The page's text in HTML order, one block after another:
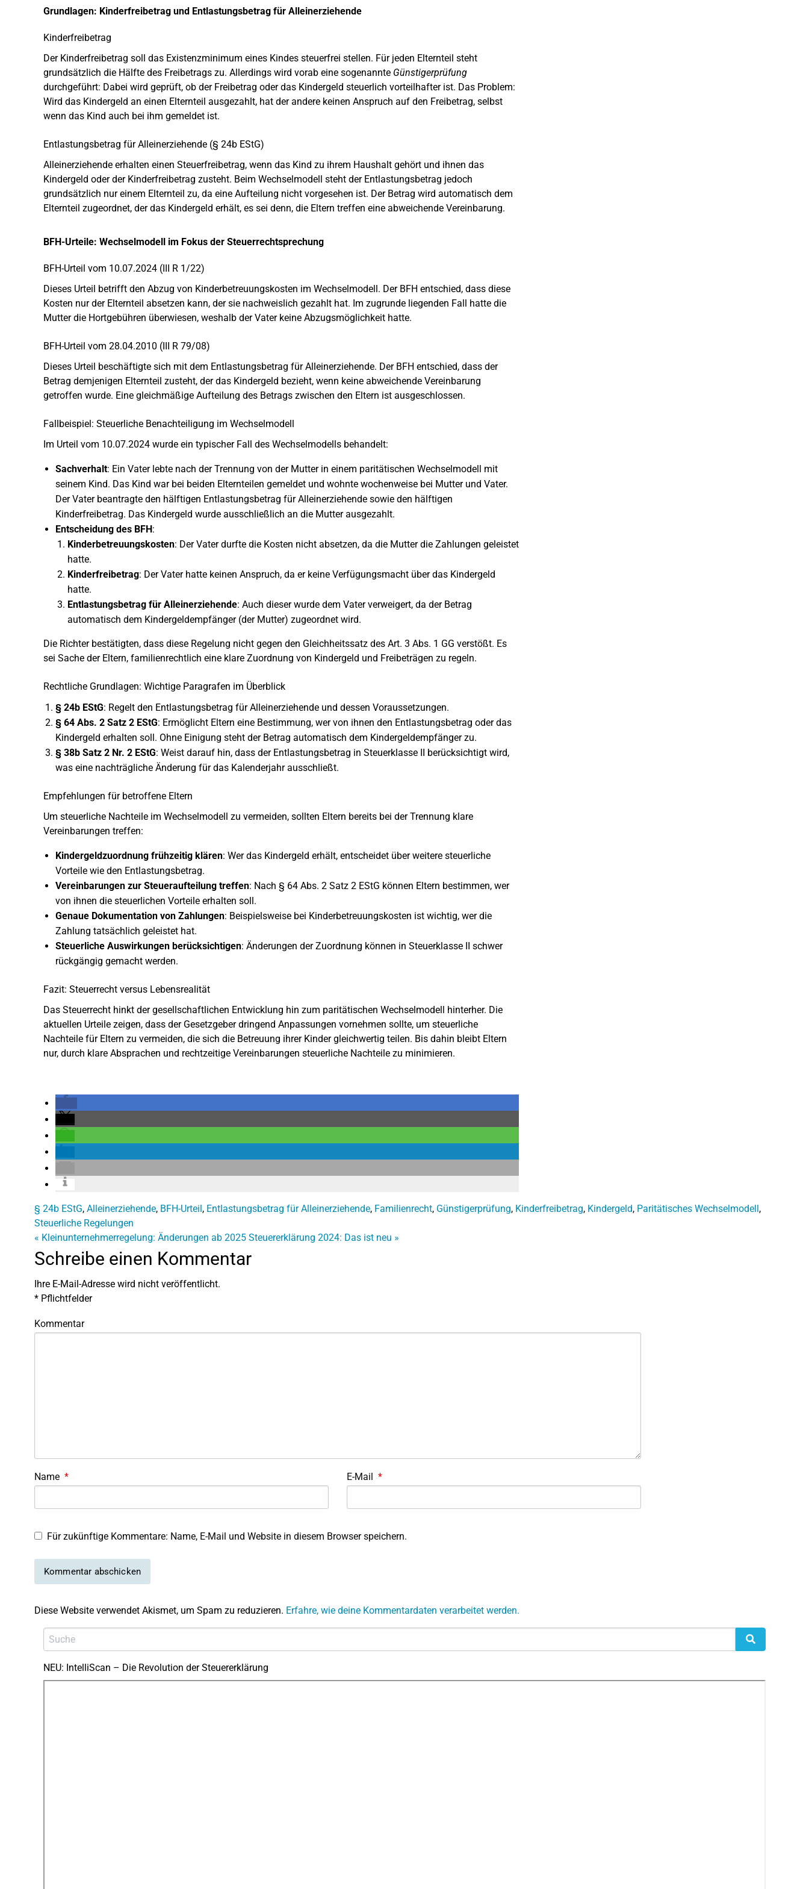
Grundlagen: Kinderfreibetrag und Entlastungsbetrag für Alleinerziehende
Kinderfreibetrag
Der Kinderfreibetrag soll das Existenzminimum eines Kindes steuerfrei stellen. Für jeden Elternteil steht
grundsätzlich die Hälfte des Freibetrags zu. Allerdings wird vorab eine sogenannte Günstigerprüfung
durchgeführt: Dabei wird geprüft, ob der Freibetrag oder das Kindergeld steuerlich vorteilhafter ist. Das Problem:
Wird das Kindergeld an einen Elternteil ausgezahlt, hat der andere keinen Anspruch auf den Freibetrag, selbst
wenn das Kind auch bei ihm gemeldet ist.
Entlastungsbetrag für Alleinerziehende (§ 24b EStG)
Alleinerziehende erhalten einen Steuerfreibetrag, wenn das Kind zu ihrem Haushalt gehört und ihnen das
Kindergeld oder der Kinderfreibetrag zusteht. Beim Wechselmodell steht der Entlastungsbetrag jedoch
grundsätzlich nur einem Elternteil zu, da eine Aufteilung nicht vorgesehen ist. Der Betrag wird automatisch dem
Elternteil zugeordnet, der das Kindergeld erhält, es sei denn, die Eltern treffen eine abweichende Vereinbarung.
BFH-Urteile: Wechselmodell im Fokus der Steuerrechtsprechung
BFH-Urteil vom 10.07.2024 (III R 1/22)
Dieses Urteil betrifft den Abzug von Kinderbetreuungskosten im Wechselmodell. Der BFH entschied, dass diese
Kosten nur der Elternteil absetzen kann, der sie nachweislich gezahlt hat. Im zugrunde liegenden Fall hatte die
Mutter die Hortgebühren überwiesen, weshalb der Vater keine Abzugsmöglichkeit hatte.
BFH-Urteil vom 28.04.2010 (III R 79/08)
Dieses Urteil beschäftigte sich mit dem Entlastungsbetrag für Alleinerziehende. Der BFH entschied, dass der
Betrag demjenigen Elternteil zusteht, der das Kindergeld bezieht, wenn keine abweichende Vereinbarung
getroffen wurde. Eine gleichmäßige Aufteilung des Betrags zwischen den Eltern ist ausgeschlossen.
Fallbeispiel: Steuerliche Benachteiligung im Wechselmodell
Im Urteil vom 10.07.2024 wurde ein typischer Fall des Wechselmodells behandelt:
Sachverhalt: Ein Vater lebte nach der Trennung von der Mutter in einem paritätischen Wechselmodell mit
seinem Kind. Das Kind war bei beiden Elternteilen gemeldet und wohnte wochenweise bei Mutter und Vater.
Der Vater beantragte den hälftigen Entlastungsbetrag für Alleinerziehende sowie den hälftigen
Kinderfreibetrag. Das Kindergeld wurde ausschließlich an die Mutter ausgezahlt.
Entscheidung des BFH:
Kinderbetreuungskosten: Der Vater durfte die Kosten nicht absetzen, da die Mutter die Zahlungen geleistet
hatte.
Kinderfreibetrag: Der Vater hatte keinen Anspruch, da er keine Verfügungsmacht über das Kindergeld
hatte.
Entlastungsbetrag für Alleinerziehende: Auch dieser wurde dem Vater verweigert, da der Betrag
automatisch dem Kindergeldempfänger (der Mutter) zugeordnet wird.
Die Richter bestätigten, dass diese Regelung nicht gegen den Gleichheitssatz des Art. 3 Abs. 1 GG verstößt. Es
sei Sache der Eltern, familienrechtlich eine klare Zuordnung von Kindergeld und Freibeträgen zu regeln.
Rechtliche Grundlagen: Wichtige Paragrafen im Überblick
§ 24b EStG: Regelt den Entlastungsbetrag für Alleinerziehende und dessen Voraussetzungen.
§ 64 Abs. 2 Satz 2 EStG: Ermöglicht Eltern eine Bestimmung, wer von ihnen den Entlastungsbetrag oder das
Kindergeld erhalten soll. Ohne Einigung steht der Betrag automatisch dem Kindergeldempfänger zu.
§ 38b Satz 2 Nr. 2 EStG: Weist darauf hin, dass der Entlastungsbetrag in Steuerklasse II berücksichtigt wird,
was eine nachträgliche Änderung für das Kalenderjahr ausschließt.
Empfehlungen für betroffene Eltern
Um steuerliche Nachteile im Wechselmodell zu vermeiden, sollten Eltern bereits bei der Trennung klare
Vereinbarungen treffen:
Kindergeldzuordnung frühzeitig klären: Wer das Kindergeld erhält, entscheidet über weitere steuerliche
Vorteile wie den Entlastungsbetrag.
Vereinbarungen zur Steueraufteilung treffen: Nach § 64 Abs. 2 Satz 2 EStG können Eltern bestimmen, wer
von ihnen die steuerlichen Vorteile erhalten soll.
Genaue Dokumentation von Zahlungen: Beispielsweise bei Kinderbetreuungskosten ist wichtig, wer die
Zahlung tatsächlich geleistet hat.
Steuerliche Auswirkungen berücksichtigen: Änderungen der Zuordnung können in Steuerklasse II schwer
rückgängig gemacht werden.
Fazit: Steuerrecht versus Lebensrealität
Das Steuerrecht hinkt der gesellschaftlichen Entwicklung hin zum paritätischen Wechselmodell hinterher. Die
aktuellen Urteile zeigen, dass der Gesetzgeber dringend Anpassungen vornehmen sollte, um steuerliche
Nachteile für Eltern zu vermeiden, die sich die Betreuung ihrer Kinder gleichwertig teilen. Bis dahin bleibt Eltern
nur, durch klare Absprachen und rechtzeitige Vereinbarungen steuerliche Nachteile zu minimieren.
§ 24b EStG, Alleinerziehende, BFH-Urteil, Entlastungsbetrag für Alleinerziehende, Familienrecht, Günstigerprüfung, Kinderfreibetrag, Kindergeld, Paritätisches Wechselmodell,
Steuerliche Regelungen
« Kleinunternehmerregelung: Änderungen ab 2025 Steuererklärung 2024: Das ist neu »
Schreibe einen Kommentar
Ihre E-Mail-Adresse wird nicht veröffentlicht.
* Pflichtfelder
Kommentar
Name * E-Mail *
Für zukünftige Kommentare: Name, E-Mail und Website in diesem Browser speichern.
Diese Website verwendet Akismet, um Spam zu reduzieren. Erfahre, wie deine Kommentardaten verarbeitet werden.
NEU: IntelliScan – Die Revolution der Steuererklärung